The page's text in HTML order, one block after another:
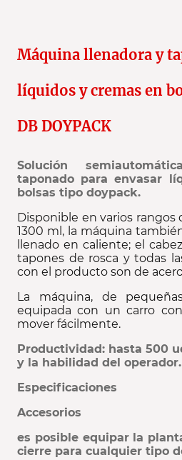
Máquina llenadora y
líquidos y cremas en
DB DOYPACK
Solución
taponado para envasar
bolsas tipo doypack.
Disponible en varios rangos
1300 ml, la máquina
llenado en caliente; el
tapones de rosca y todas
con el producto son de
La máquina, de
equipada con un carro
mover fácilmente.
Productividad: hasta 500
y la habilidad del operador.
Especificaciones
Accesorios
es posible equipar la
cierre para cualquier tipo